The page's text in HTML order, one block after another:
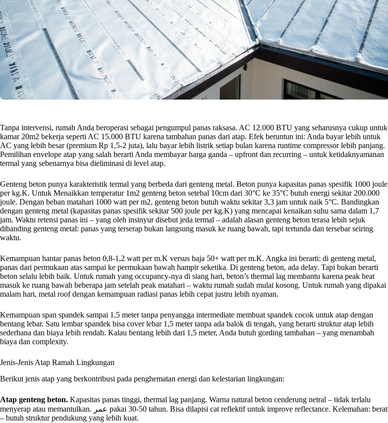
Tanpa intervensi, rumah Anda beroperasi sebagai pengumpul panas raksasa. AC 12.000 BTU yang seharusnya cukup untuk
kamar 20m2 bekerja seperti AC 15.000 BTU karena tambahan panas dari atap. Efek beruntun ini: Anda bayar lebih untuk
AC yang lebih besar (premium Rp 1,5-2 juta), lalu bayar lebih listrik setiap bulan karena runtime compressor lebih panjang.
Pemilihan envelope atap yang salah berarti Anda membayar harga ganda – upfront dan recurring – untuk ketidaknyamanan
termal yang sebenarnya bisa dieliminasi di level atap.
Genteng beton punya karakteristik termal yang berbeda dari genteng metal. Beton punya kapasitas panas spesifik 1000 joule
per kg.K. Untuk Menaikkan temperatur 1m2 genteng beton setebal 10cm dari 30°C ke 35°C butuh energi sekitar 200.000
joule. Dengan beban matahari 1000 watt per m2, genteng beton butuh waktu sekitar 3,3 jam untuk naik 5°C. Bandingkan
dengan genteng metal (kapasitas panas spesifik sekitar 500 joule per kg.K) yang mencapai kenaikan suhu sama dalam 1,7
jam. Waktu retensi panas ini – yang oleh insinyur disebut jeda termal – adalah alasan genteng beton terasa lebih sejuk
dibanding genteng metal: panas yang terserap bukan langsung masuk ke ruang bawah, tapi tertunda dan tersebar seiring
waktu.
Kemampuan hantar panas beton 0,8-1,2 watt per m.K versus baja 50+ watt per m.K. Angka ini berarti: di genteng metal,
panas dari permukaan atas sampai ke permukaan bawah hampir seketika. Di genteng beton, ada delay. Tapi bukan berarti
beton selalu lebih baik. Untuk rumah yang occupancy-nya di siang hari, beton’s thermal lag membantu karena peak heat
masuk ke ruang bawah beberapa jam setelah peak matahari – waktu rumah sudah mulai kosong. Untuk rumah yang dipakai
malam hari, metal roof dengan kemampuan radiasi panas lebih cepat justru lebih nyaman.
Kemampuan span spandek sampai 1,5 meter tanpa penyangga intermediate membuat spandek cocok untuk atap dengan
bentang lebar. Satu lembar spandek bisa cover lebar 1,5 meter tanpa ada balok di tengah, yang berarti struktur atap lebih
sederhana dan biaya lebih rendah. Kalau bentang lebih dari 1,5 meter, Anda butuh gording tambahan – yang menambah
biaya dan complexity.
Jenis-Jenis Atap Ramah Lingkungan
Berikut jenis atap yang berkontribusi pada penghematan energi dan kelestarian lingkungan:
Atap genteng beton. Kapasitas panas tinggi, thermal lag panjang. Warna natural beton cenderung netral – tidak terlalu
menyerap atau memantulkan. عمر pakai 30-50 tahun. Bisa dilapisi cat reflektif untuk improve reflectance. Kelemahan: berat
– butuh struktur pendukung yang lebih kuat.